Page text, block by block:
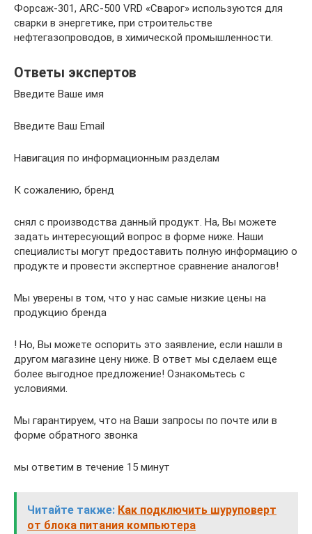
Форсаж-301, ARC-500 VRD «Сварог» используются для
сварки в энергетике, при строительстве
нефтегазопроводов, в химической промышленности.
Ответы экспертов
Введите Ваше имя
Введите Ваш Email
Навигация по информационным разделам
К сожалению, бренд
снял с производства данный продукт. На, Вы можете
задать интересующий вопрос в форме ниже. Наши
специалисты могут предоставить полную информацию о
продукте и провести экспертное сравнение аналогов!
Мы уверены в том, что у нас самые низкие цены на
продукцию бренда
! Но, Вы можете оспорить это заявление, если нашли в
другом магазине цену ниже. В ответ мы сделаем еще
более выгодное предложение! Ознакомьтесь с
условиями.
Мы гарантируем, что на Ваши запросы по почте или в
форме обратного звонка
мы ответим в течение 15 минут
Читайте также: Как подключить шуруповерт
от блока питания компьютера